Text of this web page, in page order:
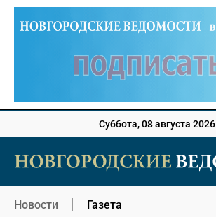
Суббота, 08 августа 2026
Новости Газета